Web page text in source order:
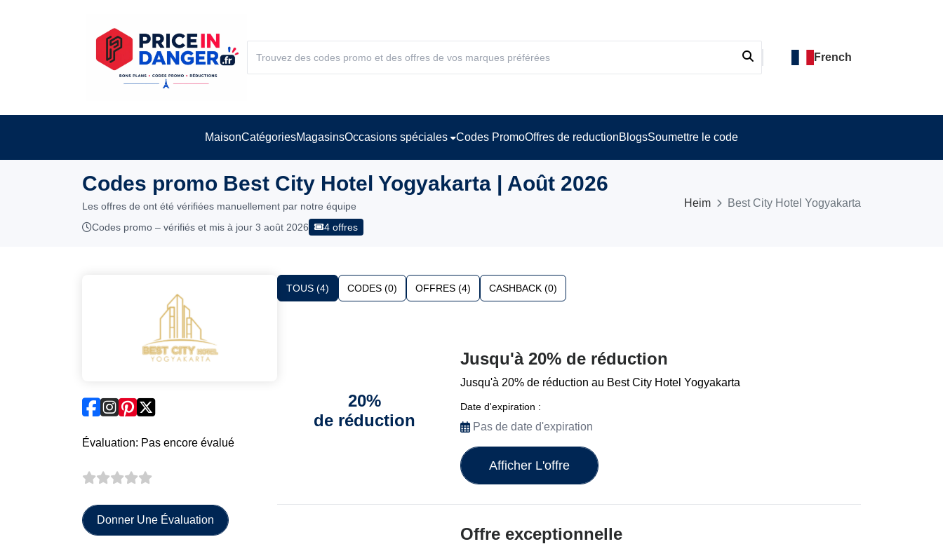
French
MaisonCatégoriesMagasinsOccasions spéciales Codes PromoOffres de reductionBlogsSoumettre le code
Codes promo Best City Hotel Yogyakarta | Août 2026
Les offres de ont été vérifiées manuellement par notre équipe
Codes promo – vérifiés et mis à jour 3 août 2026
4 offres
Heim Best City Hotel Yogyakarta
Évaluation: Pas encore évalué
Donner Une Évaluation
TOUS (4) CODES (0) OFFRES (4) CASHBACK (0)
20%
de réduction
Jusqu'à 20% de réduction
Jusqu'à 20% de réduction au Best City Hotel Yogyakarta
Date d'expiration :
Pas de date d'expiration
Afficher L'offre
Offre exceptionnelle